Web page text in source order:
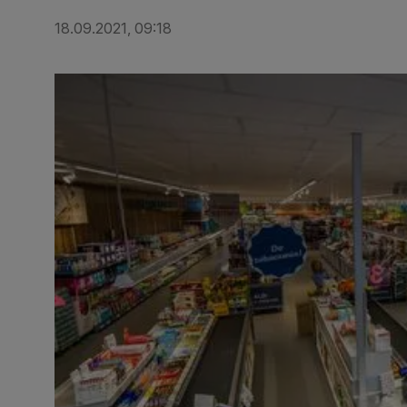
18.09.2021, 09:18